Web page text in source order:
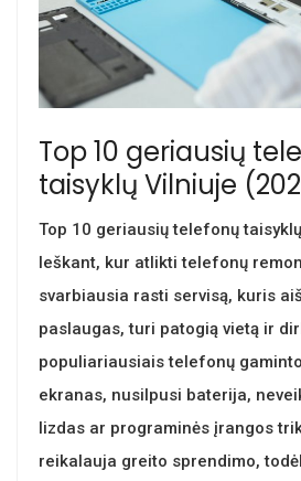
Top 10 geriausių
taisyklų Vilniuje
Top 10 geriausių telefonų
Ieškant, kur atlikti telefonų
svarbiausia rasti servisą, kuris
paslaugas, turi patogią vietą ir
populiariausiais telefonų
ekranas, nusilpusi baterija,
lizdas ar programinės įrangos
reikalauja greito sprendimo,